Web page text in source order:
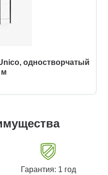
одностворчатый
м
Гарантия: 1 год